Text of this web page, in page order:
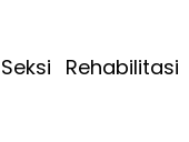
Rehabilitasi